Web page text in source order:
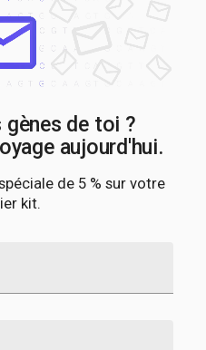
de toi ?
aujourd'hui.
de 5 % sur votre
kit.